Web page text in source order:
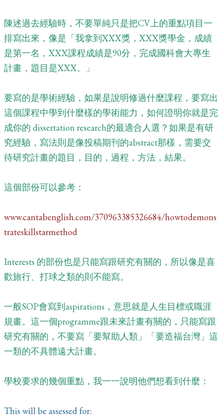
陳述過去經驗時，不要單純只是把CV上的重點項目一
排寫出來，像是「我拿到XXX獎，XXX獎學金，成績
是第一名，XXX課程成績是90分，完成國科會大專生
計畫，題目是XXX。」
要寫的是學術經驗，如果是說明修過什麼課程，要寫出
這個課程中學到什麼樣的學術能力，如何證明你就是完
成你的 dissertation research的最適合人選？如果是有研
究經驗，寫法則是像投稿期刊的abstract那樣，需要交
待研究計畫的題目，目的，過程，方法，結果。
這個部份可以參考：
www.cantabenglish.com/370963385326684/howtodemons
trateskillstarmethod
Interests 的部份也是只能寫跟研究有關的，所以像是喜
歡旅行、打球之類的則不能寫。
一般SOP會寫到aspirations，意思就是人生目標或職涯
規畫。這一個programme跟未來計畫有關的，只能寫跟
研究有關的，不要寫「要幫助人類」「要造福台灣」這
一類的不具體遠大計畫。
學校要求的幾個重點，我一一說明他們想看到什麼：
This will be assessed for: